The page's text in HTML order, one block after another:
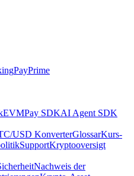
PayPrime
Pay SDKAI Agent SDK
USD KonverterGlossarKurs-
SupportKryptooversigt
Nachweis der